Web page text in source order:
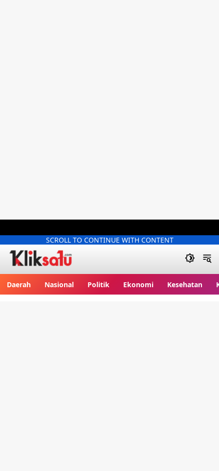
SCROLL TO CONTINUE WITH CONTENT
Daerah Nasional Politik Ekonomi Kesehatan